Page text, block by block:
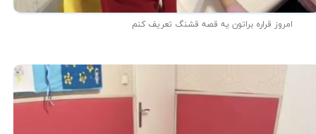
امروز قراره براتون یه قصه قشنگ تعریف کنم